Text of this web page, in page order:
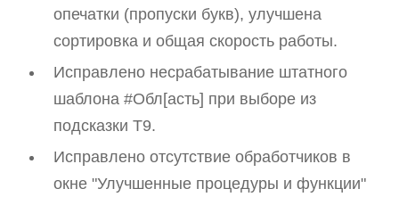
опечатки (пропуски букв), улучшена
сортировка и общая скорость работы.
Исправлено несрабатывание штатного
шаблона #Обл[асть] при выборе из
подсказки T9.
Исправлено отсутствие обработчиков в
окне "Улучшенные процедуры и функции"